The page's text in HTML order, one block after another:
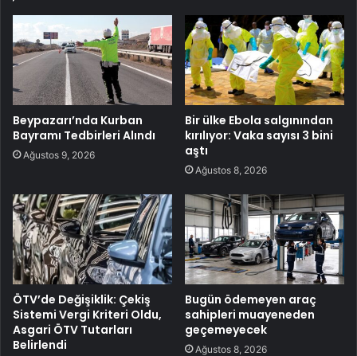
Beypazarı’nda Kurban
Bayramı Tedbirleri Alındı
Ağustos 9, 2026
Bir ülke Ebola salgınından
kırılıyor: Vaka sayısı 3 bini
aştı
Ağustos 8, 2026
ÖTV’de Değişiklik: Çekiş
Sistemi Vergi Kriteri Oldu,
Asgari ÖTV Tutarları
Belirlendi
Bugün ödemeyen araç
sahipleri muayeneden
geçemeyecek
Ağustos 8, 2026